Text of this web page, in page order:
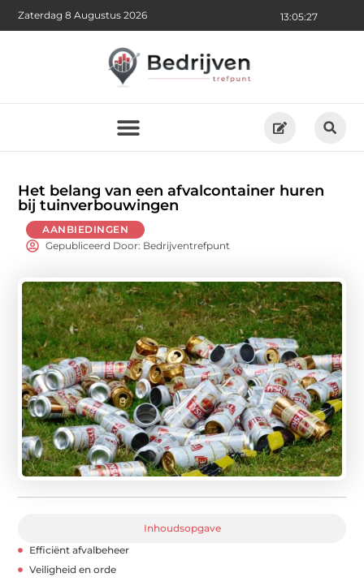
13:05:29
Zaterdag 8 Augustus 2026
Het belang van een afvalcontainer huren
bij tuinverbouwingen
AANBIEDINGEN
Gepubliceerd Door: Bedrijventrefpunt
Inhoudsopgave
Efficiënt afvalbeheer
Veiligheid en orde